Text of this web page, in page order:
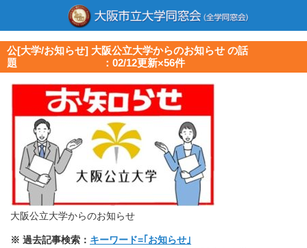
公[大学/お知らせ] 大阪公立大学からのお知らせ の話
題 ：02/12更新×56件
大阪公立大学からのお知らせ
※ 過去記事検索： キーワード=｢お知らせ｣